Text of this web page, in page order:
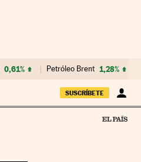
0,61% Petróleo Brent 1,28%
SUSCRÍBETE